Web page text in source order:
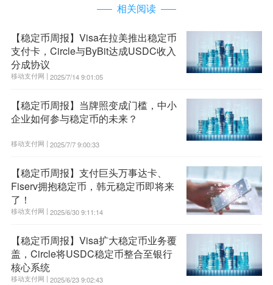
相关阅读
【稳定币周报】Visa在拉美推出稳定币
支付卡，Circle与ByBit达成USDC收入
分成协议
移动支付网 | 2025/7/14 9:01:05
【稳定币周报】当牌照变成门槛，中小
企业如何参与稳定币的未来？
移动支付网 | 2025/7/7 9:00:33
【稳定币周报】支付巨头万事达卡、
Fiserv拥抱稳定币，韩元稳定币即将来
了！
移动支付网 | 2025/6/30 9:11:14
【稳定币周报】Visa扩大稳定币业务覆
盖，Circle将USDC稳定币整合至银行
核心系统
移动支付网 | 2025/6/23 9:02:43